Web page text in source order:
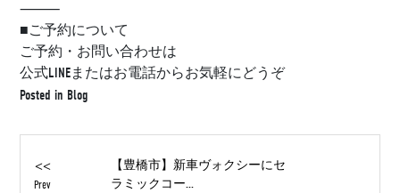
⸻
■ご予約について
ご予約・お問い合わせは
公式LINEまたはお電話からお気軽にどうぞ
Posted in Blog
<<
Prev
【豊橋市】新車ヴォクシーにセ
ラミックコー...